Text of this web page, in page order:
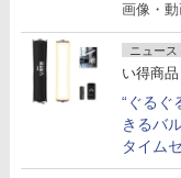
画像・
ニュース
い得商品
“ぐるぐ
きるバ
タイム